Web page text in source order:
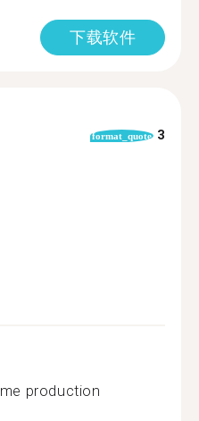
下载软件
format_quote 3
production